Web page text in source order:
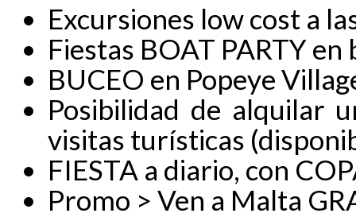
Excursiones low cost a
Fiestas BOAT PARTY
BUCEO en Popeye
Posibilidad de alquilar
visitas turísticas
FIESTA a diario, con
Promo > Ven a Malta